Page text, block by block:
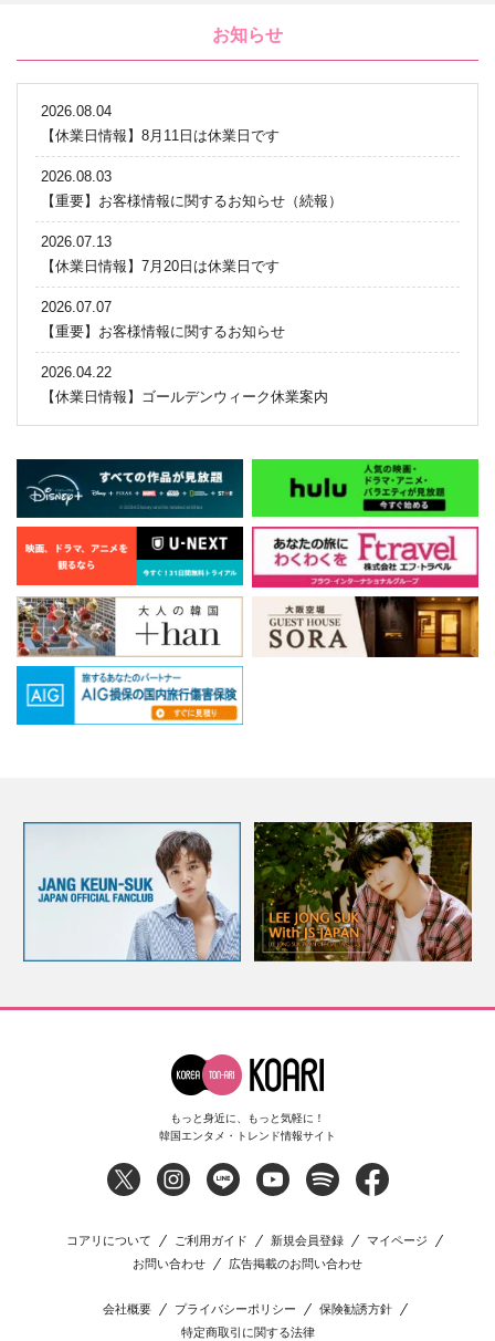
お知らせ
2026.08.04
【休業日情報】8月11日は休業日です
2026.08.03
【重要】お客様情報に関するお知らせ（続報）
2026.07.13
【休業日情報】7月20日は休業日です
2026.07.07
【重要】お客様情報に関するお知らせ
2026.04.22
【休業日情報】ゴールデンウィーク休業案内
もっと身近に、もっと気軽に！
韓国エンタメ・トレンド情報サイト
コアリについて ご利用ガイド 新規会員登録
マイページ
お問い合わせ
広告掲載のお問い合わせ
会社概要 プライバシーポリシー
保険勧誘方針
特定商取引に関する法律